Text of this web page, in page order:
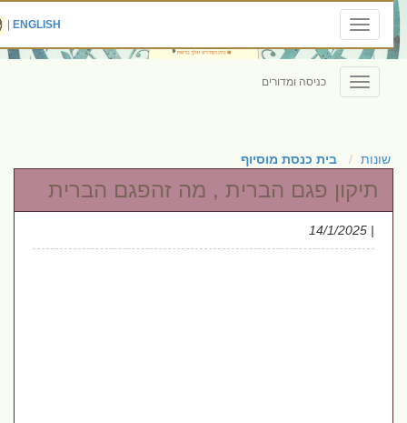
Toggle
navigation
ENGLISH
|
Toggle
navigation
כניסה ומדורים
שונות בית כנסת מוסיוף
תיקון פגם הברית , מה זהפגם הברית